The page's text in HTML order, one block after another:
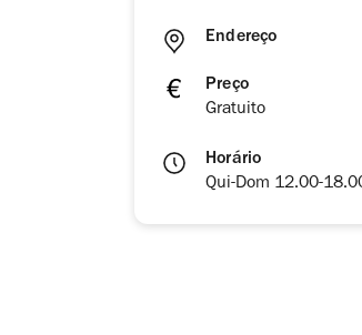
Endereço
Preço
Gratuito
Horário
Qui-Dom 12.00-